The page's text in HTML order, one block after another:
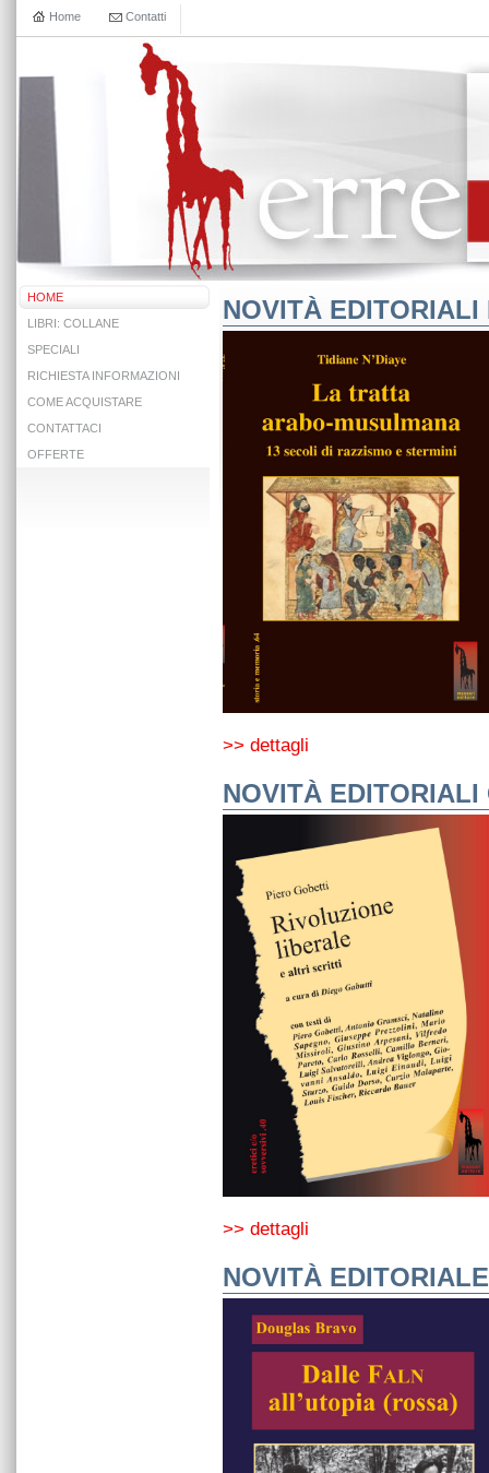
Home Contatti
HOME
LIBRI: COLLANE
SPECIALI
RICHIESTA INFORMAZIONI
COME ACQUISTARE
CONTATTACI
OFFERTE
NOVITÀ EDITORIALI
>> dettagli
NOVITÀ EDITORIALI
>> dettagli
NOVITÀ